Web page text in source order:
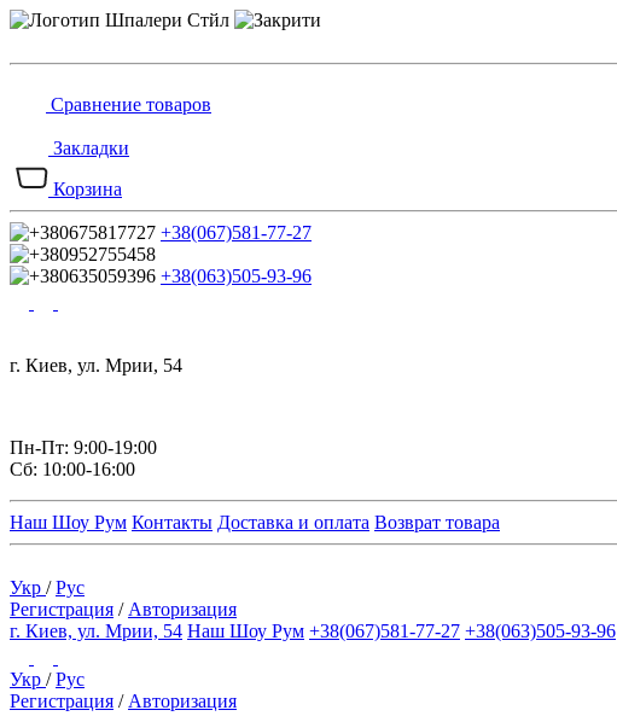
Сравнение товаров
Закладки
Корзина
+38(067)581-77-27
+38(063)505-93-96
г. Киев, ул. Мрии, 54
Пн-Пт: 9:00-19:00
Сб: 10:00-16:00
Наш Шоу Рум Контакты Доставка и оплата Возврат товара
Укр /Рус
Регистрация / Авторизация
г. Киев, ул. Мрии, 54 Наш Шоу Рум +38(067)581-77-27 +38(063)505-93-96
Укр /Рус
Регистрация / Авторизация